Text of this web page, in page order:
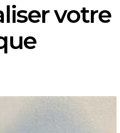
votre